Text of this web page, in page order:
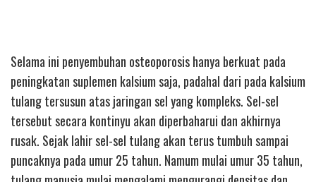
Selama ini penyembuhan osteoporosis hanya berkuat pada
peningkatan suplemen kalsium saja, padahal dari pada kalsium
tulang tersusun atas jaringan sel yang kompleks. Sel-sel
tersebut secara kontinyu akan diperbaharui dan akhirnya
rusak. Sejak lahir sel-sel tulang akan terus tumbuh sampai
puncaknya pada umur 25 tahun. Namum mulai umur 35 tahun,